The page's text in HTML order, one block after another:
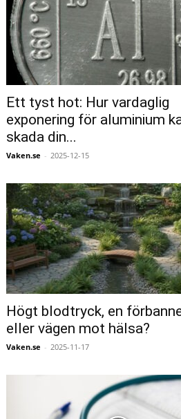
Ett tyst hot: Hur vardaglig
exponering för aluminium
skada din...
Vaken.se - 2025-12-15
Högt blodtryck, en
eller vägen mot hälsa?
Vaken.se - 2025-11-17